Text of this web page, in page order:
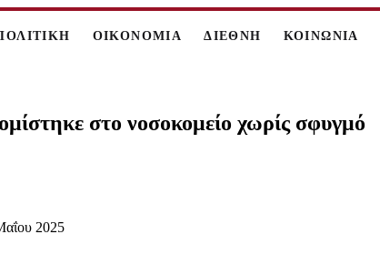
ΟΙΚΟΝΟΜΙΑ ΔΙΕΘΝΗ ΚΟΙΝΩΝΙΑ
στο νοσοκομείο χωρίς σφυγμό
2025